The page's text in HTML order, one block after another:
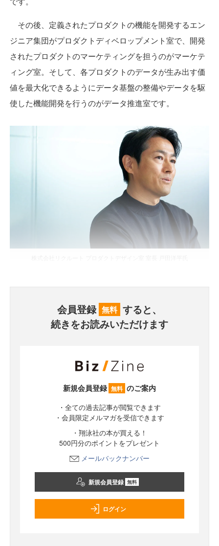
その後、定義されたプロダクトの機能を開発するエン
ジニア集団がプロダクトディベロップメント室で、開発
されたプロダクトのマーケティングを担うのがマーケテ
ィング室。そして、各プロダクトのデータが生み出す価
値を最大化できるようにデータ基盤の整備やデータを駆
使した機能開発を行うのがデータ推進室です。
会員登録 無料 すると、
続きをお読みいただけます
新規会員登録 無料 のご案内
・全ての過去記事が閲覧できます
・会員限定メルマガを受信できます
・翔泳社の本が買える！
500円分のポイントをプレゼント
メールバックナンバー
新規会員登録 無料
ログイン